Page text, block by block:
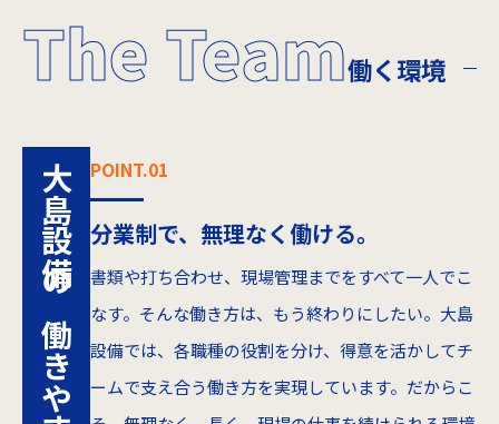
The Team働く環境
大島設備の POINT.01
分業制で、無理なく働ける。
書類や打ち合わせ、現場管理までをすべて一人でこ
なす。そんな働き方は、もう終わりにしたい。大島
設備では、各職種の役割を分け、得意を活かしてチ
ームで支え合う働き方を実現しています。だからこ